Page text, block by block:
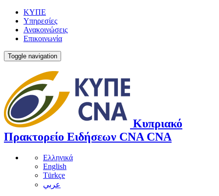
ΚΥΠΕ
Υπηρεσίες
Ανακοινώσεις
Επικοινωνία
Toggle navigation
Κυπριακό
Πρακτορείο Ειδήσεων CNA CNA
Ελληνικά
English
Türkçe
عربي